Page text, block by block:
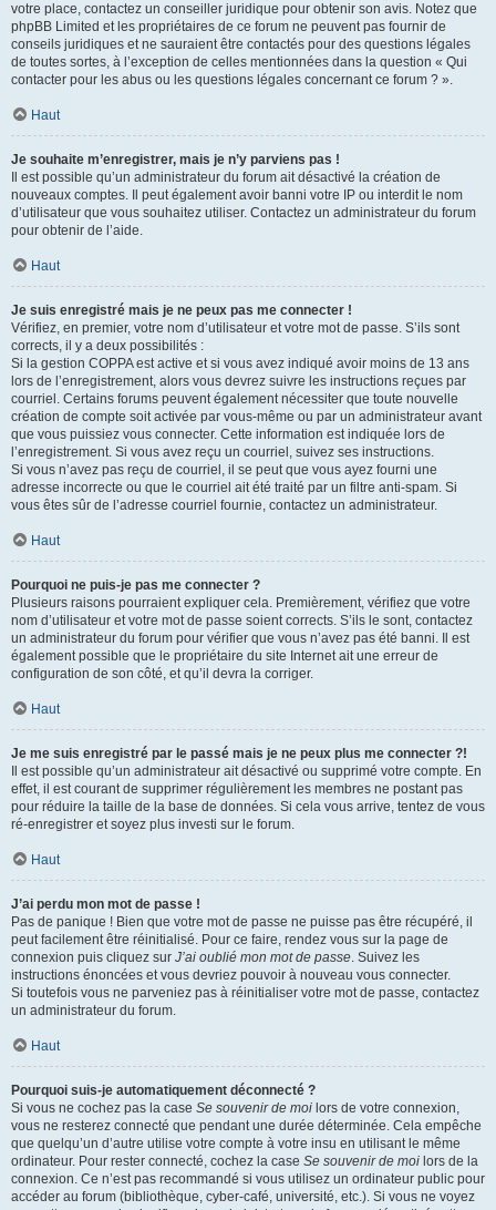
votre place, contactez un conseiller juridique pour obtenir son avis. Notez que
phpBB Limited et les propriétaires de ce forum ne peuvent pas fournir de
conseils juridiques et ne sauraient être contactés pour des questions légales
de toutes sortes, à l’exception de celles mentionnées dans la question « Qui
contacter pour les abus ou les questions légales concernant ce forum ? ».
Haut
Je souhaite m’enregistrer, mais je n’y parviens pas !
Il est possible qu’un administrateur du forum ait désactivé la création de
nouveaux comptes. Il peut également avoir banni votre IP ou interdit le nom
d’utilisateur que vous souhaitez utiliser. Contactez un administrateur du forum
pour obtenir de l’aide.
Haut
Je suis enregistré mais je ne peux pas me connecter !
Vérifiez, en premier, votre nom d’utilisateur et votre mot de passe. S’ils sont
corrects, il y a deux possibilités :
Si la gestion COPPA est active et si vous avez indiqué avoir moins de 13 ans
lors de l’enregistrement, alors vous devrez suivre les instructions reçues par
courriel. Certains forums peuvent également nécessiter que toute nouvelle
création de compte soit activée par vous-même ou par un administrateur avant
que vous puissiez vous connecter. Cette information est indiquée lors de
l’enregistrement. Si vous avez reçu un courriel, suivez ses instructions.
Si vous n’avez pas reçu de courriel, il se peut que vous ayez fourni une
adresse incorrecte ou que le courriel ait été traité par un filtre anti-spam. Si
vous êtes sûr de l’adresse courriel fournie, contactez un administrateur.
Haut
Pourquoi ne puis-je pas me connecter ?
Plusieurs raisons pourraient expliquer cela. Premièrement, vérifiez que votre
nom d’utilisateur et votre mot de passe soient corrects. S’ils le sont, contactez
un administrateur du forum pour vérifier que vous n’avez pas été banni. Il est
également possible que le propriétaire du site Internet ait une erreur de
configuration de son côté, et qu’il devra la corriger.
Haut
Je me suis enregistré par le passé mais je ne peux plus me connecter ?!
Il est possible qu’un administrateur ait désactivé ou supprimé votre compte. En
effet, il est courant de supprimer régulièrement les membres ne postant pas
pour réduire la taille de la base de données. Si cela vous arrive, tentez de vous
ré-enregistrer et soyez plus investi sur le forum.
Haut
J’ai perdu mon mot de passe !
Pas de panique ! Bien que votre mot de passe ne puisse pas être récupéré, il
peut facilement être réinitialisé. Pour ce faire, rendez vous sur la page de
connexion puis cliquez sur J’ai oublié mon mot de passe. Suivez les
instructions énoncées et vous devriez pouvoir à nouveau vous connecter.
Si toutefois vous ne parveniez pas à réinitialiser votre mot de passe, contactez
un administrateur du forum.
Haut
Pourquoi suis-je automatiquement déconnecté ?
Si vous ne cochez pas la case Se souvenir de moi lors de votre connexion,
vous ne resterez connecté que pendant une durée déterminée. Cela empêche
que quelqu’un d’autre utilise votre compte à votre insu en utilisant le même
ordinateur. Pour rester connecté, cochez la case Se souvenir de moi lors de la
connexion. Ce n’est pas recommandé si vous utilisez un ordinateur public pour
accéder au forum (bibliothèque, cyber-café, université, etc.). Si vous ne voyez